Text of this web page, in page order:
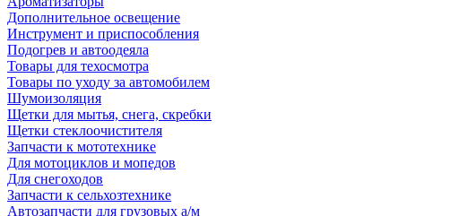
Дополнительное освещение
Инструмент и приспособления
Подогрев и автоодеяла
Товары для техосмотра
Товары по уходу за автомобилем
Шумоизоляция
Щетки для мытья, снега, скребки
Щетки стеклоочистителя
Запчасти к мототехнике
Для мотоциклов и мопедов
Для снегоходов
Запчасти к сельхозтехнике
Автозапчасти для грузовых а/м